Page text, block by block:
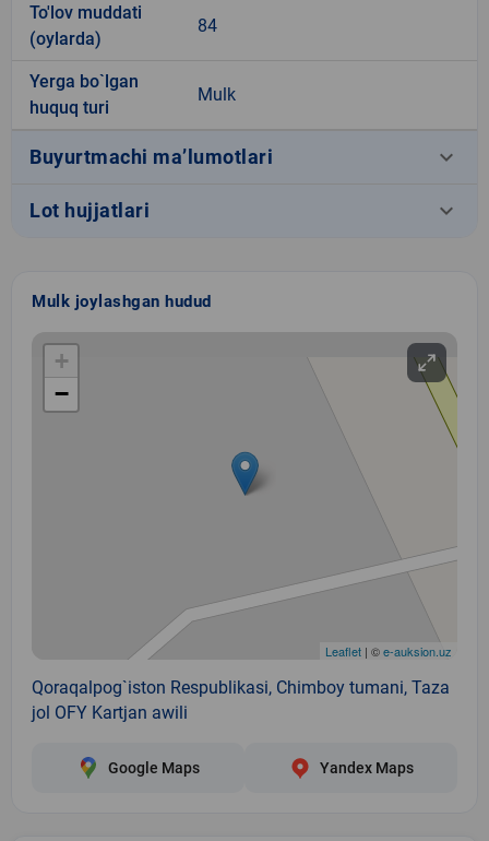
To'lov muddati
(oylarda)
84
Yerga bo`lgan
huquq turi
Mulk
Buyurtmachi ma’lumotlari keyboard_arrow_down
Lot hujjatlari keyboard_arrow_down
Mulk joylashgan hudud
+
−
Leaflet | ©e-auksion.uz
Qoraqalpog`iston Respublikasi, Chimboy tumani, Taza
jol OFY Kartjan awili
Google Maps Yandex Maps